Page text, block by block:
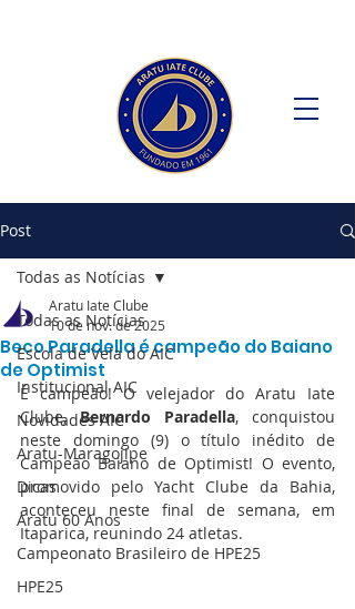
Post
Todas as Notícias
Escola de Vela do AIC
Institucional AIC
Novidades AIC
Aratu-Maragojipe
Dicas
Aratu 60 Anos
Campeonato Brasileiro de HPE25
HPE25
Todas as Notícias
Beco Paradella é campeão do Baiano
de Optimist
Aratu Iate Clube
10 de nov. de 2025
É campeão! O velejador do Aratu Iate
Clube, Bernardo Paradella, conquistou
neste domingo (9) o título inédito de
Campeão Baiano de Optimist! O evento,
promovido pelo Yacht Clube da Bahia,
aconteceu neste final de semana, em
Itaparica, reunindo 24 atletas.